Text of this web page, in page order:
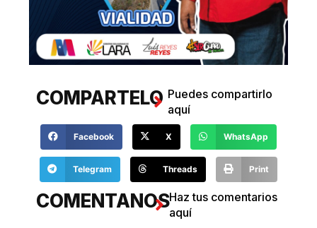
COMPARTELO Puedes compartirlo
aquí
Facebook X WhatsApp
Telegram Threads Print
COMENTANOSHaz tus comentarios
aquí